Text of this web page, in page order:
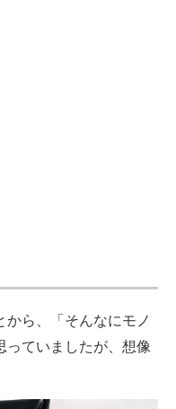
ら、「そんなにモノ
っていましたが、想像